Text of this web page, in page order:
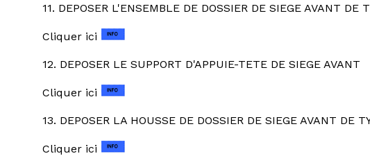
11. DEPOSER L'ENSEMBLE DE DOSSIER DE SIEGE AVANT DE
Cliquer ici
12. DEPOSER LE SUPPORT D'APPUIE-TETE DE SIEGE AVANT
Cliquer ici
13. DEPOSER LA HOUSSE DE DOSSIER DE SIEGE AVANT DE
Cliquer ici